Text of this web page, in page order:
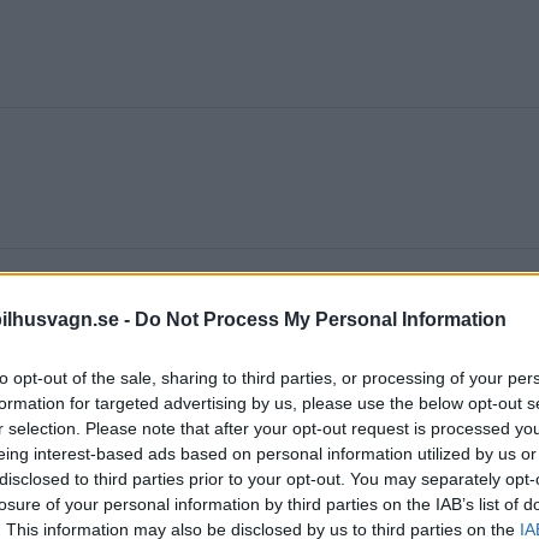
- Do Not Process My Personal Information
opt-out of the sale, sharing to third parties, or processing of your
for targeted advertising by us, please use the below opt-out
selection. Please note that after your opt-out request is processed
interest-based ads based on personal information utilized by us
to third parties prior to your opt-out. You may separately
of your personal information by third parties on the IAB’s list of
This information may also be disclosed by us to third parties on the
om man får tro den trendspaning om
alltså framför allt om vart tyska
som kommer att bli populärt bland svenska
sig mycket på hemmaplan. Campingplatser vid
Alperna är särskilt populära. Det är med andra ord